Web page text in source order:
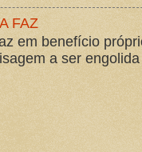
FAZ
em benefício
a ser